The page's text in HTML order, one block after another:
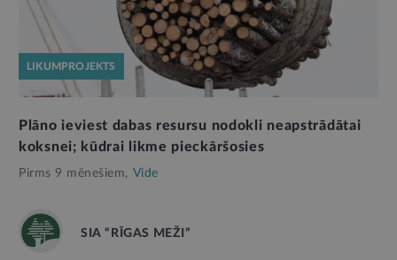
LIKUMPROJEKTS
Plāno ieviest dabas resursu nodokli neapstrādātai
koksnei; kūdrai likme pieckāršosies
Pirms 9 mēnešiem, Vide
SIA “RĪGAS MEŽI”